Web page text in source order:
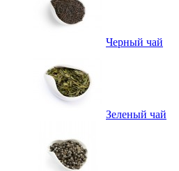
Черный чай
Зеленый чай